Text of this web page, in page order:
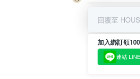
回覆至
加入綁訂領
連結